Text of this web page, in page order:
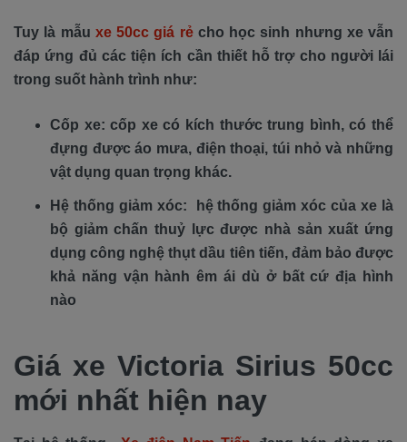
Tuy là mẫu xe 50cc giá rẻcho học sinh nhưng xe vẫn
đáp ứng đủ các tiện ích cần thiết hỗ trợ cho người lái
trong suốt hành trình như:
Cốp xe: cốp xe có kích thước trung bình, có thể
đựng được áo mưa, điện thoại, túi nhỏ và những
vật dụng quan trọng khác.
Hệ thống giảm xóc: hệ thống giảm xóc của xe là
bộ giảm chấn thuỷ lực được nhà sản xuất ứng
dụng công nghệ thụt dầu tiên tiến, đảm bảo được
khả năng vận hành êm ái dù ở bất cứ địa hình
nào
Giá xe Victoria Sirius 50cc
mới nhất hiện nay